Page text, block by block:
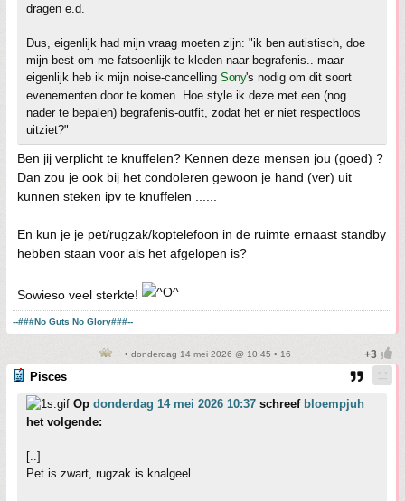
dragen e.d.
Dus, eigenlijk had mijn vraag moeten zijn: "ik ben autistisch, doe
mijn best om me fatsoenlijk te kleden naar begrafenis.. maar
eigenlijk heb ik mijn noise-cancelling Sony's nodig om dit soort
evenementen door te komen. Hoe style ik deze met een (nog
nader te bepalen) begrafenis-outfit, zodat het er niet respectloos
uitziet?"
Ben jij verplicht te knuffelen? Kennen deze mensen jou (goed) ?
Dan zou je ook bij het condoleren gewoon je hand (ver) uit
kunnen steken ipv te knuffelen ......
En kun je je pet/rugzak/koptelefoon in de ruimte ernaast standby
hebben staan voor als het afgelopen is?
Sowieso veel sterkte!
--###No Guts No Glory###--
• donderdag 14 mei 2026 @ 10:45 • 16
Pisces
Op donderdag 14 mei 2026 10:37 schreef bloempjuh
het volgende:
[..]
Pet is zwart, rugzak is knalgeel.